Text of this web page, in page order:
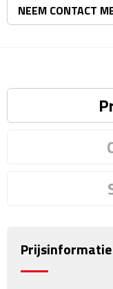
Auto
Auto onderhoud
Auto organizers
NEEM CONTACT
Prijsinformatie